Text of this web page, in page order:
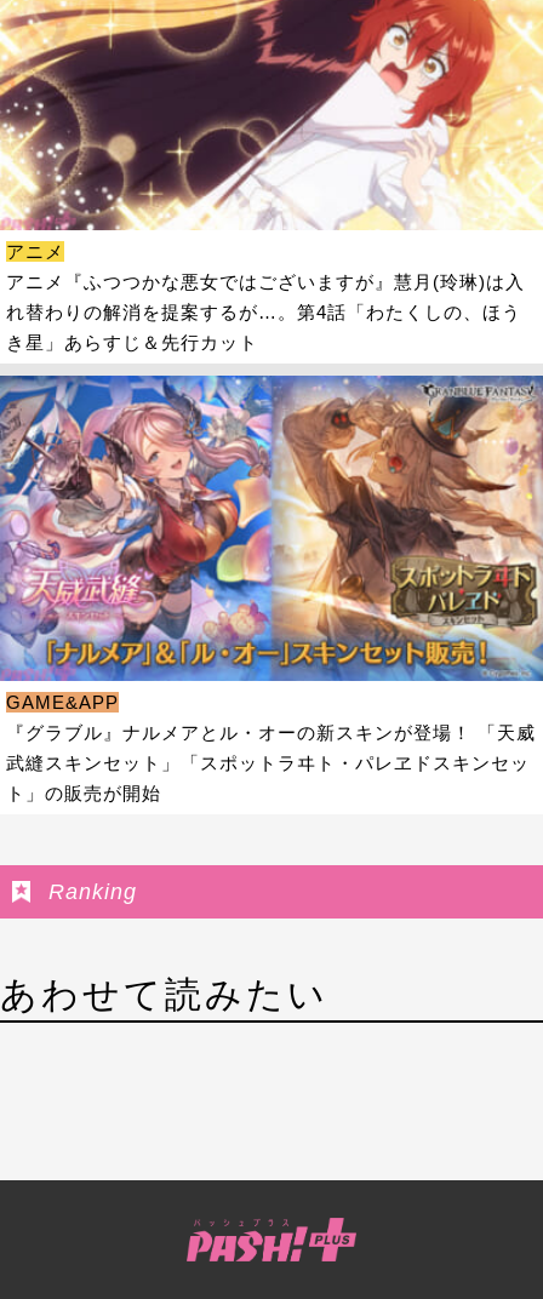
アニメ
アニメ『ふつつかな悪女ではございますが』慧月(玲琳)は入
れ替わりの解消を提案するが…。第4話「わたくしの、ほう
き星」あらすじ＆先行カット
GAME&APP
『グラブル』ナルメアとル・オーの新スキンが登場！ 「天威
武縫スキンセット」「スポットラヰト・パレヱドスキンセッ
ト」の販売が開始
Ranking
あわせて読みたい